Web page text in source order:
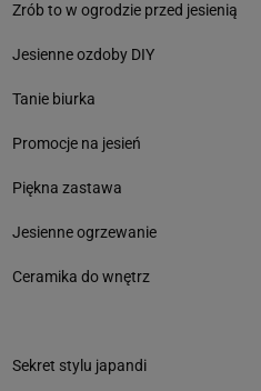
Zrób to w ogrodzie przed jesienią
Jesienne ozdoby DIY
Tanie biurka
Promocje na jesień
Piękna zastawa
Jesienne ogrzewanie
Ceramika do wnętrz
Sekret stylu japandi